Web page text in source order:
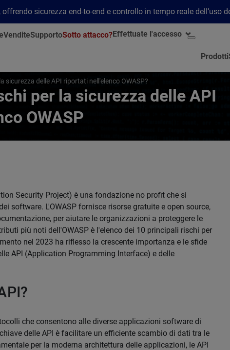
sicurezza end-to-end e controllo in tempo reale dell’uso
VenditeSupportoSotto attacco?Effettuate l'accesso
Prodotti
sicurezza delle API riportati nell'elenco OWASP?
per la sicurezza delle API
OWASP
Security Project) è una fondazione no profit che si
software. L'OWASP fornisce risorse gratuite e open source,
per aiutare le organizzazioni a proteggere le
più noti dell'OWASP è l'elenco dei 10 principali rischi per
nel 2023 ha riflesso la crescente importanza e le sfide
API (Application Programming Interface) e delle
che consentono alle diverse applicazioni software di
delle API è facilitare un efficiente scambio di dati tra le
per la moderna architettura delle applicazioni, le API